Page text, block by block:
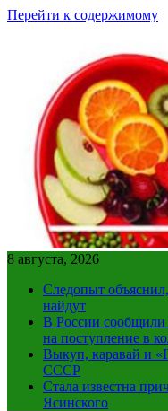
Перейти к содержимому
8 августа, 2026
Следопыт
найдут
В России сообщили
на поступление в
Выкуп, каравай и
СССР
Стала известна
Ясинского